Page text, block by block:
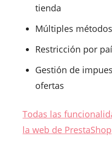
tienda
Múltiples
Restricción por
Gestión de
ofertas
Todas las
la web de PrestaShop